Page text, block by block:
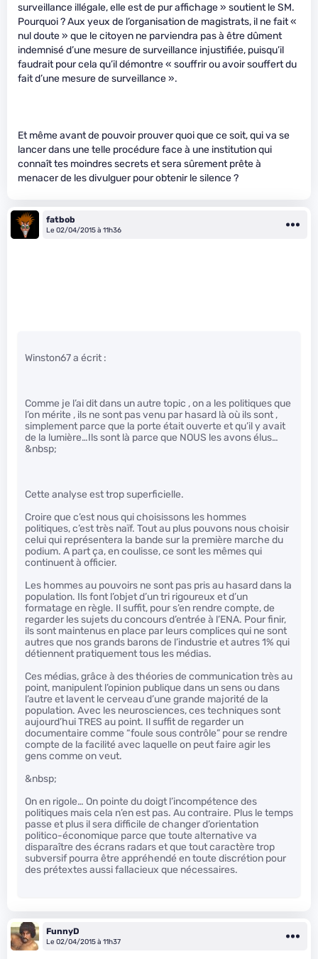
surveillance illégale, elle est de pur affichage » soutient le SM.
Pourquoi ? Aux yeux de l’organisation de magistrats, il ne fait «
nul doute » que le citoyen ne parviendra pas à être dûment
indemnisé d’une mesure de surveillance injustifiée, puisqu’il
faudrait pour cela qu’il démontre « souffrir ou avoir souffert du
fait d’une mesure de surveillance ».
Et même avant de pouvoir prouver quoi que ce soit, qui va se
lancer dans une telle procédure face à une institution qui
connaît tes moindres secrets et sera sûrement prête à
menacer de les divulguer pour obtenir le silence ?
fatbob
Le 02/04/2015 à 11h36
Winston67 a écrit :
Comme je l’ai dit dans un autre topic , on a les politiques que
l’on mérite , ils ne sont pas venu par hasard là où ils sont ,
simplement parce que la porte était ouverte et qu’il y avait
de la lumière…Ils sont là parce que NOUS les avons élus…
&nbsp;
Cette analyse est trop superficielle.
Croire que c’est nous qui choisissons les hommes
politiques, c’est très naïf. Tout au plus pouvons nous choisir
celui qui représentera la bande sur la première marche du
podium. A part ça, en coulisse, ce sont les mêmes qui
continuent à officier.
Les hommes au pouvoirs ne sont pas pris au hasard dans la
population. Ils font l’objet d’un tri rigoureux et d’un
formatage en règle. Il suffit, pour s’en rendre compte, de
regarder les sujets du concours d’entrée à l’ENA. Pour finir,
ils sont maintenus en place par leurs complices qui ne sont
autres que nos grands barons de l’industrie et autres 1% qui
détiennent pratiquement tous les médias.
Ces médias, grâce à des théories de communication très au
point, manipulent l’opinion publique dans un sens ou dans
l’autre et lavent le cerveau d’une grande majorité de la
population. Avec les neurosciences, ces techniques sont
aujourd’hui TRES au point. Il suffit de regarder un
documentaire comme “foule sous contrôle” pour se rendre
compte de la facilité avec laquelle on peut faire agir les
gens comme on veut.
&nbsp;
On en rigole… On pointe du doigt l’incompétence des
politiques mais cela n’en est pas. Au contraire. Plus le temps
passe et plus il sera difficile de changer d’orientation
politico-économique parce que toute alternative va
disparaître des écrans radars et que tout caractère trop
subversif pourra être appréhendé en toute discrétion pour
des prétextes aussi fallacieux que nécessaires.
FunnyD
Le 02/04/2015 à 11h37